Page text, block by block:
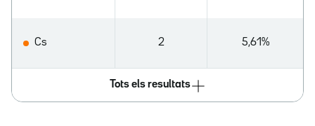
Cs 2 5,61%
Tots els resultats